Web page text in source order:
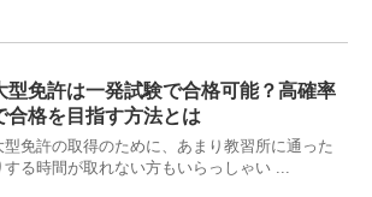
型免許は一発試験で合格可能？高確率
合格を目指す方法とは
型免許の取得のために、あまり教習所に通った
する時間が取れない方もいらっしゃい ...